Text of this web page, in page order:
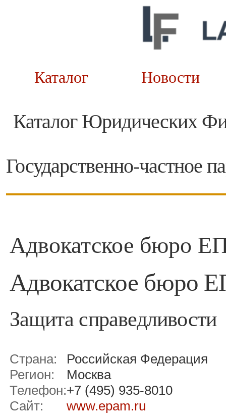
Каталог
Каталог Юридических
Государственно-частное
Адвокатское бюро
Адвокатское бюро
Защита справедливости
Страна:
Российская Федерация
Регион:
Москва
Телефон:+7 (495) 935-8010
Сайт:
www.epam.ru